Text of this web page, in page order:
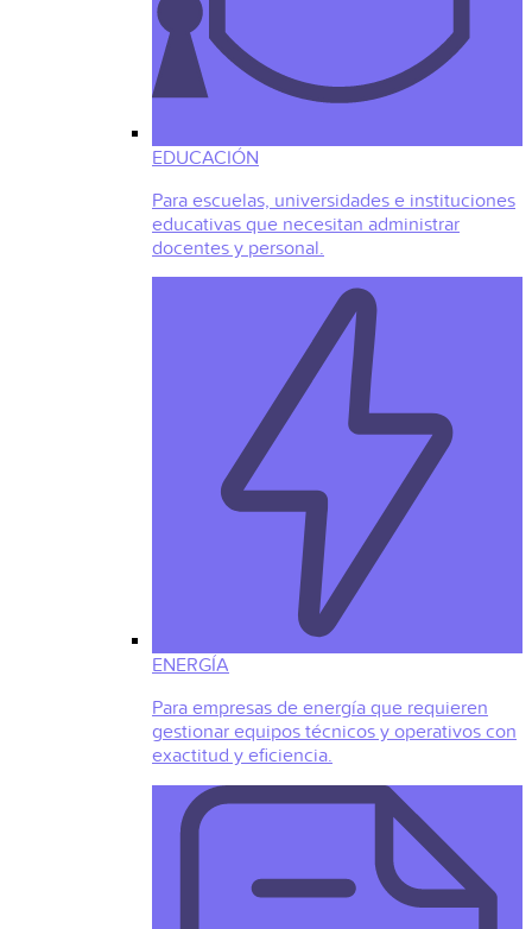
EDUCACIÓN
Para escuelas, universidades e instituciones
educativas que necesitan administrar
docentes y personal.
ENERGÍA
Para empresas de energía que requieren
gestionar equipos técnicos y operativos con
exactitud y eficiencia.